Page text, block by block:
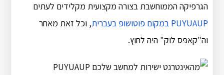
הגרפיקה הממוחשבת בצורה מקצועית מקלידים לעתים
PUYUAUP במקום פוטושופ בעברית
, וכל זאת מאחר
וה"קאפס לוק" היה לחוץ.